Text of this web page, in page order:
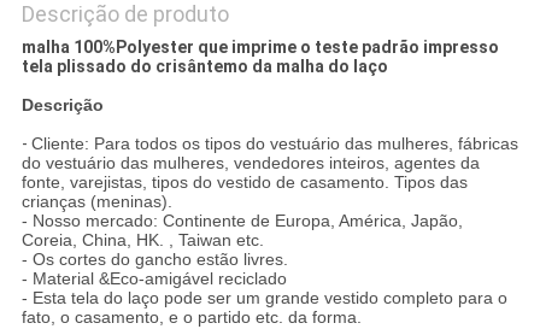
Descrição de produto
malha 100%Polyester que imprime o teste padrão impresso
tela plissado do crisântemo da malha do laço
Descrição
- Cliente: Para todos os tipos do vestuário das mulheres, fábricas
do vestuário das mulheres, vendedores inteiros, agentes da
fonte, varejistas, tipos do vestido de casamento. Tipos das
crianças (meninas).
- Nosso mercado: Continente de Europa, América, Japão,
Coreia, China, HK. , Taiwan etc.
- Os cortes do gancho estão livres.
- Material &Eco-amigável reciclado
- Esta tela do laço pode ser um grande vestido completo para o
fato, o casamento, e o partido etc. da forma.